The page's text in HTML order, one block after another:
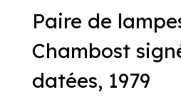
Paire de
Chambost
datées, 1979